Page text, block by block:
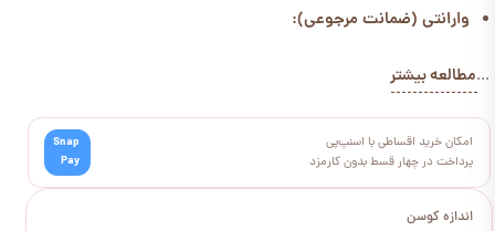
اندازه کوسن
وارانتی (ضمانت مرجوعی):
...مطالعه بیشتر
امکان خرید اقساطی با اسنپ‌پی
پرداخت در چهار قسط بدون کارمزد
Snap
Pay